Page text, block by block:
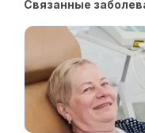
Связанные